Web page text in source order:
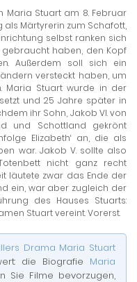
Maria Stuart am 8. Februar
als Märtyrerin zum Schafott,
selbst ranken sich
haben, den Kopf
Außerdem soll sich ein
versteckt haben, um
Maria Stuart wurde in der
und 25 Jahre später in
ihr Sohn, Jakob VI. von
und Schottland gekrönt
Elizabeth‘ an, die als
war. Jakob V. sollte also
nicht ganz recht
läutete zwar das Ende der
ein, war aber zugleich der
des Hauses Stuarts:
Stuart vereint. Vorerst.
Drama Maria Stuart
die Biografie Maria
Sie Filme bevorzugen,